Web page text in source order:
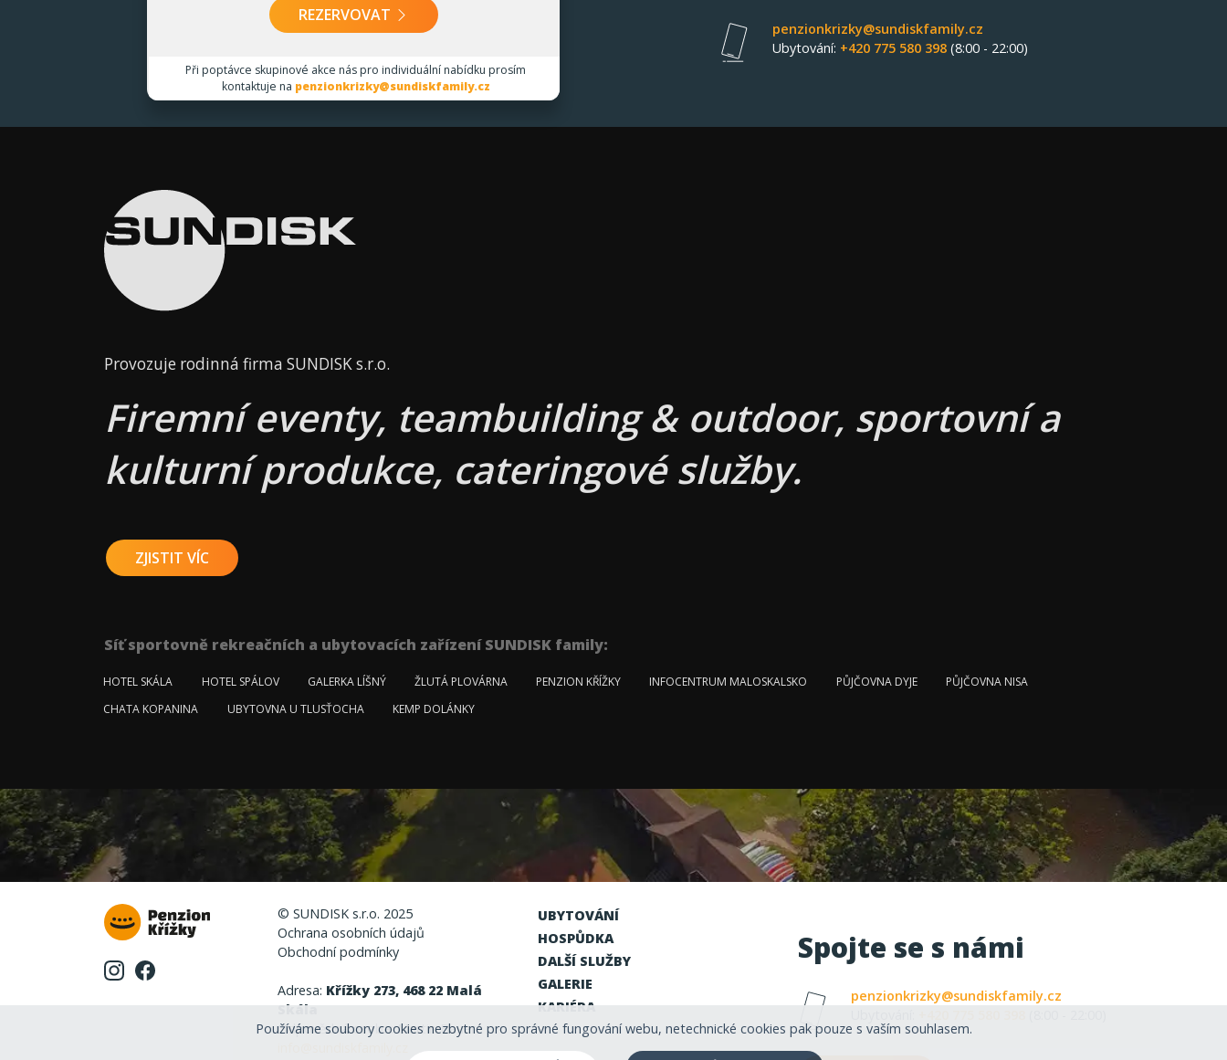
REZERVOVAT
Při poptávce skupinové akce nás pro individuální nabídku prosím
kontaktuje na penzionkrizky@sundiskfamily.cz
penzionkrizky@sundiskfamily.cz
Ubytování: +420 775 580 398 (8:00 - 22:00)
Provozuje rodinná firma SUNDISK s.r.o.
Firemní eventy, teambuilding & outdoor, sportovní a
kulturní produkce, cateringové služby.
ZJISTIT VÍC
Síť sportovně rekreačních a ubytovacích zařízení SUNDISK family:
HOTEL SKÁLA HOTEL SPÁLOV GALERKA LÍŠNÝ ŽLUTÁ PLOVÁRNA PENZION KŘÍŽKY INFOCENTRUM MALOSKALSKO PŮJČOVNA DYJE
PŮJČOVNA NISA
CHATA KOPANINA
UBYTOVNA U TLUSŤOCHA KEMP DOLÁNKY
© SUNDISK s.r.o. 2025
Ochrana osobních údajů
Obchodní podmínky
Adresa: Křížky 273, 468 22 Malá
Skála
Odpovědná osoba: Martin Bauer
UBYTOVÁNÍ
HOSPŮDKA
DALŠÍ SLUŽBY
GALERIE
KARIÉRA
Spojte se s námi
penzionkrizky@sundiskfamily.cz
Používáme soubory cookies nezbytné pro správné fungování webu, netechnické cookies pak pouze s vaším souhlasem.